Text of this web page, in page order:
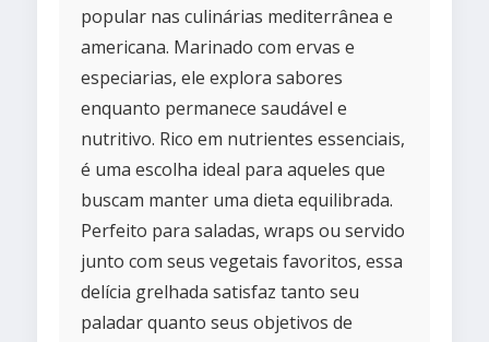
popular nas culinárias mediterrânea e
americana. Marinado com ervas e
especiarias, ele explora sabores
enquanto permanece saudável e
nutritivo. Rico em nutrientes essenciais,
é uma escolha ideal para aqueles que
buscam manter uma dieta equilibrada.
Perfeito para saladas, wraps ou servido
junto com seus vegetais favoritos, essa
delícia grelhada satisfaz tanto seu
paladar quanto seus objetivos de